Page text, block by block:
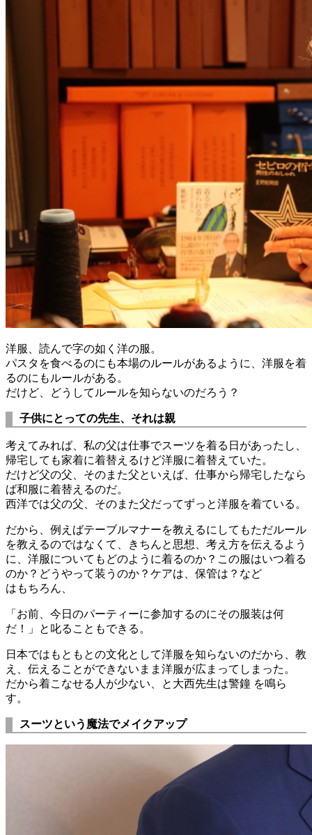
洋服、読んで字の如く洋の服。
パスタを食べるのにも本場のルールがあるように、洋服を着
るのにもルールがある。
だけど、どうしてルールを知らないのだろう？
子供にとっての先生、それは親
考えてみれば、私の父は仕事でスーツを着る日があったし、
帰宅しても家着に着替えるけど洋服に着替えていた。
だけど父の父、そのまた父といえば、仕事から帰宅したなら
ば和服に着替えるのだ。
西洋では父の父、そのまた父だってずっと洋服を着ている。
だから、例えばテーブルマナーを教えるにしてもただルール
を教えるのではなくて、きちんと思想、考え方を伝えるよう
に、洋服についてもどのように着るのか？この服はいつ着る
のか？どうやって装うのか？ケアは、保管は？など
はもちろん、
「お前、今日のパーティーに参加するのにその服装は何
だ！」と叱ることもできる。
日本ではもともとの文化として洋服を知らないのだから、教
え、伝えることができないまま洋服が広まってしまった。
だから着こなせる人が少ない、と大西先生は警鐘 を鳴ら
す。
スーツという魔法でメイクアップ